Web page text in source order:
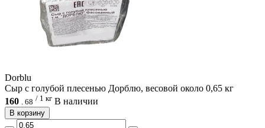
Dorblu
Сыр с голубой плесенью Дорблю, весовой около 0,65 кг
160 . 68 / 1 кг В наличии
В корзину